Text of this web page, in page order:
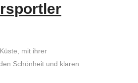
mit ihrer
Schönheit und klaren